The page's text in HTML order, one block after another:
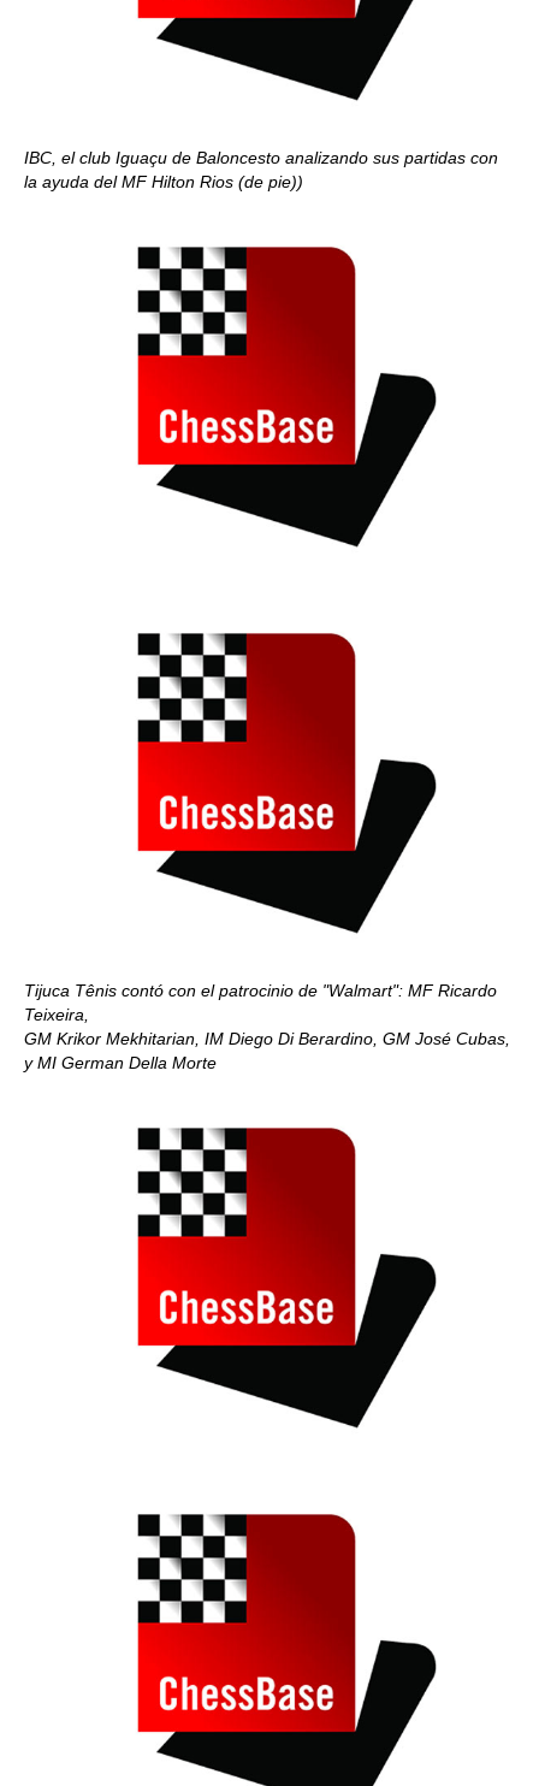
IBC, el club Iguaçu de Baloncesto analizando sus partidas con
la ayuda del MF Hilton Rios (de pie))
Tijuca Tênis contó con el patrocinio de "Walmart": MF Ricardo
Teixeira,
GM Krikor Mekhitarian, IM Diego Di Berardino, GM José Cubas,
y MI German Della Morte